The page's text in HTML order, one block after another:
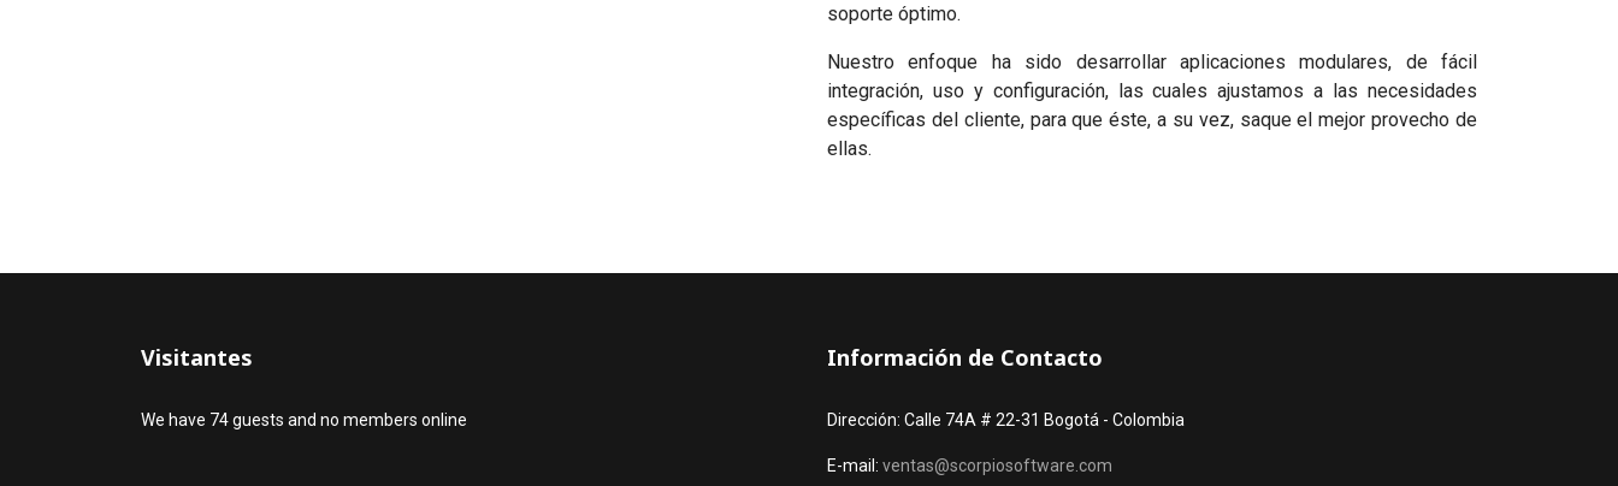
soporte óptimo.
Nuestro enfoque ha sido desarrollar aplicaciones modulares, de fácil
integración, uso y configuración, las cuales ajustamos a las necesidades
específicas del cliente, para que éste, a su vez, saque el mejor provecho de
ellas.
Visitantes
We have 74 guests and no members online
Información de Contacto
Dirección: Calle 74A # 22-31 Bogotá - Colombia
E-mail: ventas@scorpiosoftware.com